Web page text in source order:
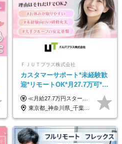
ＦＪＵＴプラス株式会社
カスタマーサポート*未経験歓
迎*リモートOK*月27.7万可*賞
与年2回*転勤なし*連休
OK/ZE010232
≪月給27.7万円スタートも可／賞与年2回≫ ■月給21万円～27.7万円＋各種手当＋賞与年2回 ※給与は勤務地に応じて変更します ※年齢や経験・スキルなどを考慮して決定します ※時間外手当は全額支給 ※上記は初年度の月給となります ※試用期間3ヶ月（その他待遇に差異はありません） 【固定残業代について】 なし（残業代は、実際の労働時間に応じて別途全額支給）
東京都_神奈川県_千葉県_大阪府_愛知県_北海道_長野県_石川県_広島県_福岡県